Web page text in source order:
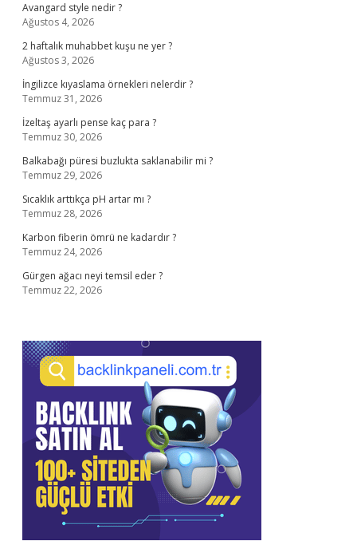
Avangard style nedir ?
Ağustos 4, 2026
2 haftalık muhabbet kuşu ne yer ?
Ağustos 3, 2026
İngilizce kıyaslama örnekleri nelerdir ?
Temmuz 31, 2026
İzeltaş ayarlı pense kaç para ?
Temmuz 30, 2026
Balkabağı püresi buzlukta saklanabilir mi ?
Temmuz 29, 2026
Sıcaklık arttıkça pH artar mı ?
Temmuz 28, 2026
Karbon fiberin ömrü ne kadardır ?
Temmuz 24, 2026
Gürgen ağacı neyi temsil eder ?
Temmuz 22, 2026